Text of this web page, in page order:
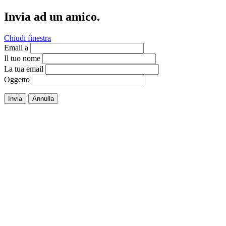
Invia ad un amico.
Chiudi finestra
Email a
Il tuo nome
La tua email
Oggetto
Invia Annulla